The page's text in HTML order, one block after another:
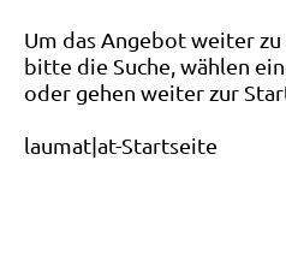
Um das Angebot weiter
bitte die Suche, wählen
oder gehen weiter zur
laumat|at-Startseite